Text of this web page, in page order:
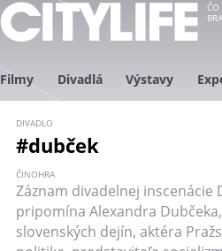
ČO
Filmy Divadlá Výstavy
DIVADLO
#dubček
ČINOHRA
Záznam divadelnej inscenácie
pripomína Alexandra
slovenských dejín, aktéra